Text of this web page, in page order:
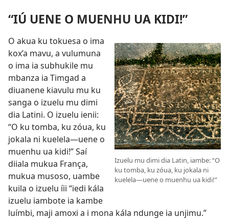
“IÚ UENE O MUENHU UA KIDI!”
Izuelu mu dimi dia Latin, iambe: “O
ku tomba, ku zóua, ku jokala ni
kuelela​—uene o muenhu ua kidi!”
O akua ku tokuesa o ima
kox’a mavu, a vulumuna
o ima ia subhukile mu
mbanza ia Timgad a
diuanene kiavulu mu ku
sanga o izuelu mu dimi
dia Latini. O izuelu ienii:
“O ku tomba, ku zóua, ku
jokala ni kuelela—uene o
muenhu ua kidi!” Saí
diiala mukua França,
mukua musoso, uambe
kuila o izuelu íii “iedi kála
izuelu iambote ia kambe
luímbi, maji amoxi a i mona kála ndunge ia unjimu.”